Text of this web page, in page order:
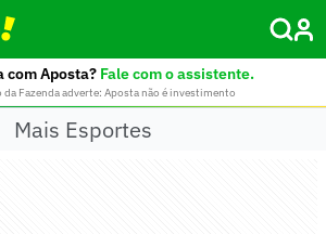
com Aposta? Fale com o assistente.
Fazenda adverte: Aposta não é investimento
Mais Esportes